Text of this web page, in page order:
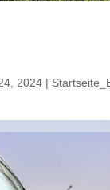
2024 |